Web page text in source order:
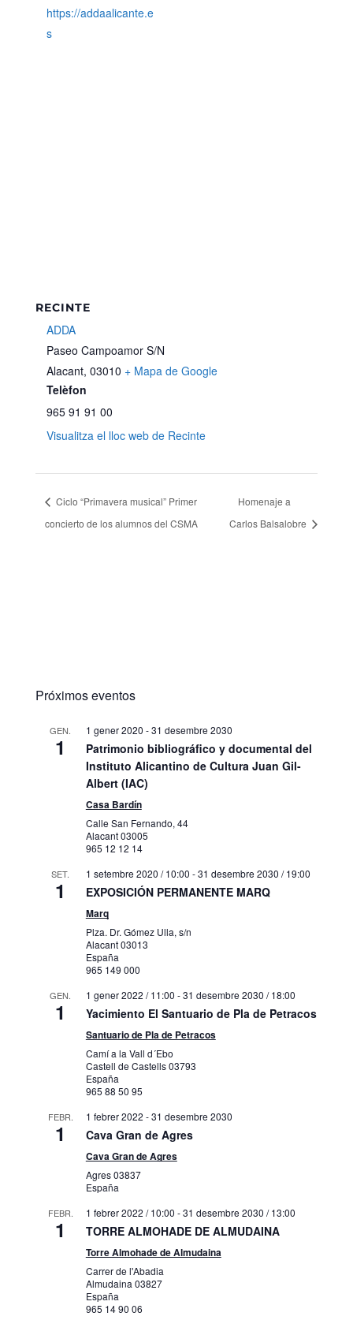
https://addaalicante.e
s
RECINTE
ADDA
Paseo Campoamor S/N
Alacant, 03010 + Mapa de Google
Telèfon
965 91 91 00
Visualitza el lloc web de Recinte
Ciclo “Primavera musical” Primer
concierto de los alumnos del CSMA
Homenaje a
Carlos Balsalobre
Próximos eventos
GEN.
1
1 gener 2020 -31 desembre 2030
Patrimonio bibliográfico y documental del
Instituto Alicantino de Cultura Juan Gil-
Albert (IAC)
Casa Bardín
Calle San Fernando, 44
Alacant03005
965 12 12 14
SET.
1
1 setembre 2020 / 10:00 -31 desembre 2030 / 19:00
EXPOSICIÓN PERMANENTE MARQ
Marq
Plza. Dr. Gómez Ulla, s/n
Alacant03013
España
965 149 000
GEN.
1
1 gener 2022 / 11:00 -31 desembre 2030 / 18:00
Yacimiento El Santuario de Pla de Petracos
Santuario de Pla de Petracos
Camí a la Vall d´Ebo
Castell de Castells03793
España
965 88 50 95
FEBR.
1
1 febrer 2022 -31 desembre 2030
Cava Gran de Agres
Cava Gran de Agres
Agres03837
España
FEBR.
1
1 febrer 2022 / 10:00 -31 desembre 2030 / 13:00
TORRE ALMOHADE DE ALMUDAINA
Torre Almohade de Almudaina
Carrer de l'Abadia
Almudaina 03827
España
965 14 90 06